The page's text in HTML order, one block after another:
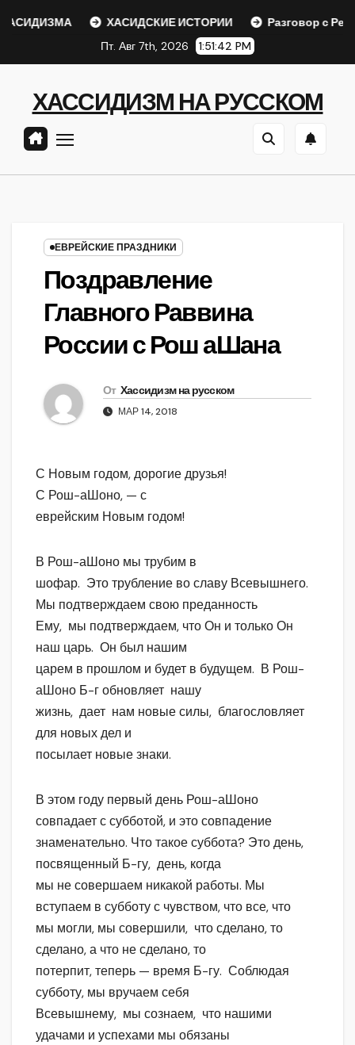
ХАСИДСКИЕ ИСТОРИИ
Разговор с Ребе
Пт. Авг 7th, 2026
1:51:42 PM
ХАССИДИЗМ НА РУССКОМ
ЕВРЕЙСКИЕ ПРАЗДНИКИ
Поздравление
Главного Раввина
России с Рош аШана
От Хассидизм на русском
МАР 14, 2018
С Новым годом, дорогие друзья!
С Рош-аШоно, — с
еврейским Новым годом!
В Рош-аШоно мы трубим в
шофар. Это трубление во славу Всевышнего.
Мы подтверждаем свою преданность
Ему, мы подтверждаем, что Он и только Он
наш царь. Он был нашим
царем в прошлом и будет в будущем. В Рош-
аШоно Б-г обновляет нашу
жизнь, дает нам новые силы, благословляет
для новых дел и
посылает новые знаки.
В этом году первый день Рош-аШоно
совпадает с субботой, и это совпадение
знаменательно. Что такое суббота? Это день,
посвященный Б-гу, день, когда
мы не совершаем никакой работы. Мы
вступаем в субботу с чувством, что все, что
мы могли, мы совершили, что сделано, то
сделано, а что не сделано, то
потерпит, теперь — время Б-гу. Соблюдая
субботу, мы вручаем себя
Всевышнему, мы сознаем, что нашими
удачами и успехами мы обязаны